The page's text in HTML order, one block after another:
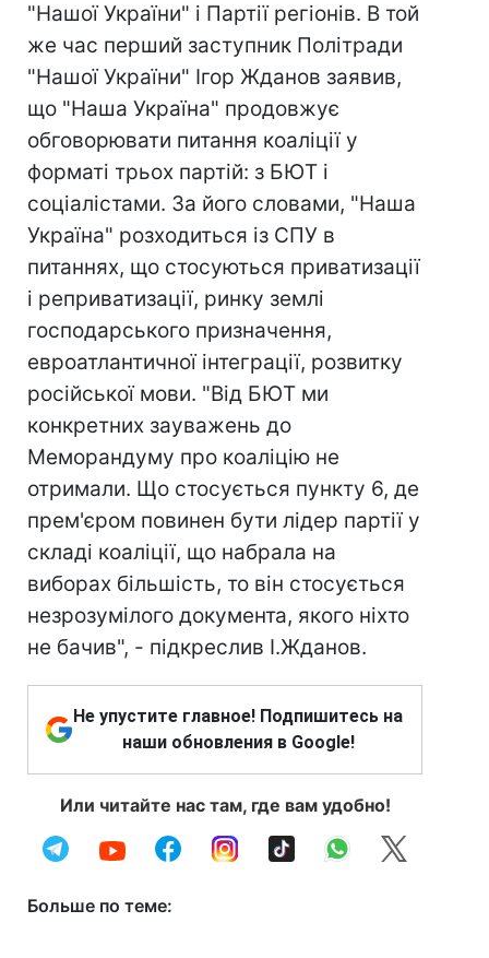
"Нашої України" і Партії регіонів. В той
же час перший заступник Політради
"Нашої України" Ігор Жданов заявив,
що "Наша Україна" продовжує
обговорювати питання коаліції у
форматі трьох партій: з БЮТ і
соціалістами. За його словами, "Наша
Україна" розходиться із СПУ в
питаннях, що стосуються приватизації
і реприватизації, ринку землі
господарського призначення,
евроатлантичної інтеграції, розвитку
російської мови. "Від БЮТ ми
конкретних зауважень до
Меморандуму про коаліцію не
отримали. Що стосується пункту 6, де
прем'єром повинен бути лідер партії у
складі коаліції, що набрала на
виборах більшість, то він стосується
незрозумілого документа, якого ніхто
не бачив", - підкреслив І.Жданов.
Не упустите главное! Подпишитесь на
наши обновления в Google!
Или читайте нас там, где вам удобно!
Больше по теме: